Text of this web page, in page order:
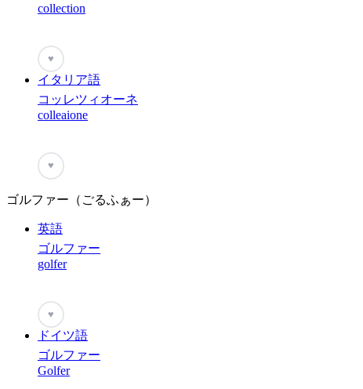
collection
♥
イタリア語
コッレツィオーネ
colleaione
♥
ゴルファー（ごるふぁー）
英語
ゴルファー
golfer
♥
ドイツ語
ゴルファー
Golfer